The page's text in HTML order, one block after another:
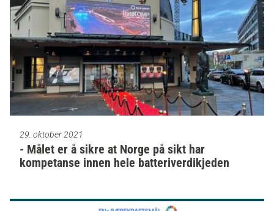
29. oktober 2021
- Målet er å sikre at Norge på sikt har
kompetanse innen hele batteriverdikjeden